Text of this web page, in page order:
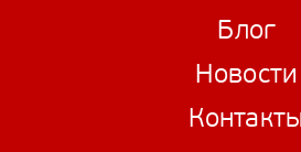
Блог
Новости